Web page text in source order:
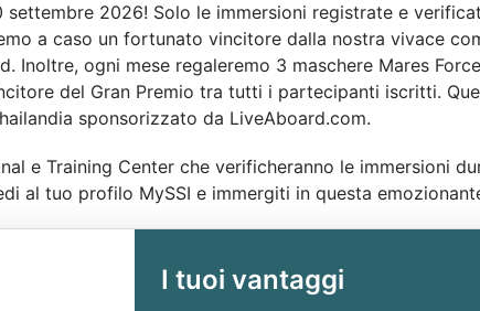
settembre 2026! Solo le immersioni registrate e
a caso un fortunato vincitore dalla nostra vivace
Inoltre, ogni mese regaleremo 3 maschere Mares
del Gran Premio tra tutti i partecipanti iscritti.
sponsorizzato da LiveAboard.com.
e Training Center che verificheranno le immersioni
al tuo profilo MySSI e immergiti in questa
I tuoi vantaggi